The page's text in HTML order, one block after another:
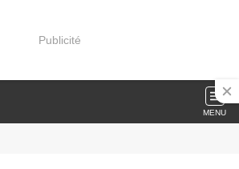
Publicité
MENU